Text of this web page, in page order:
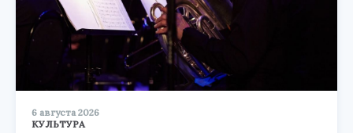
6 августа 2026
КУЛЬТУРА